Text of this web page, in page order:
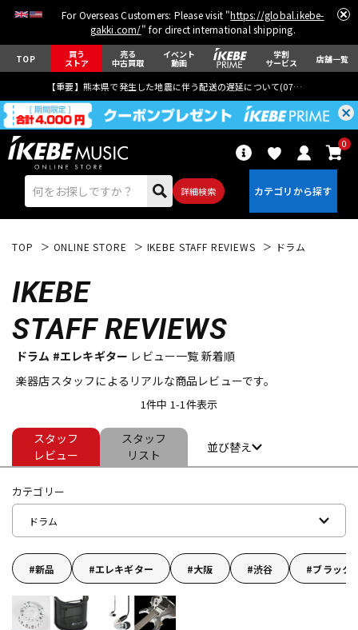
For Overseas Customers: Please visit "https://global.ikebe-
gakki.com/" for direct international shipping.
TOP 買う
ストア
売る
中古買取
イベント
動画
学割
サービス 店舗一覧
【重要】熊本県で発生した地震に伴う配送の遅延について(07月29日
詳細検索
0
エレキギター
ベース ウクレレ
ドラム パーカッション
管楽器 その他楽器
アンプ
TOP ONLINE STORE IKEBE STAFF REVIEWS ドラム
IKEBE
STAFF REVIEWS
ドラム #エレキギター レビュー一覧 新着順
楽器店スタッフによるリアルな商品レビューです。
1件中 1-1件表示
スタッフ
レビュー
スタッフ
リスト
並び替え
カテゴリー
ドラム
新品 エレキギター 大阪 渋谷 ブラック